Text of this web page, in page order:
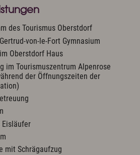
des Tourismus Oberstdorf
von-le-Fort Gymnasium
Oberstdorf Haus
im Tourismuszentrum Alpenrose
der Öffnungszeiten der
Eisläufer
mit Schrägaufzug